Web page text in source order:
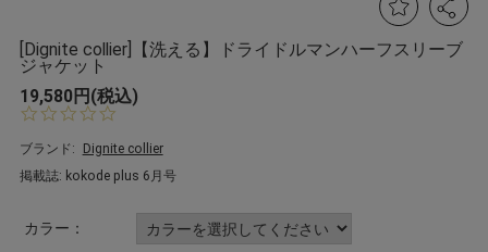
[Dignite collier]【洗える】ドライドルマンハーフスリーブ
ジャケット
19,580円(税込)
s
t
a
ブランド:
Dignite collier
掲載誌: kokode plus 6月号
カラー：